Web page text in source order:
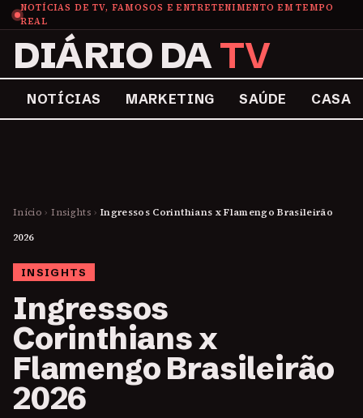
NOTÍCIAS DE TV, FAMOSOS E ENTRETENIMENTO EM TEMPO
REAL
DIÁRIO DATV
NOTÍCIAS MARKETING SAÚDE CASA
Início › Insights › Ingressos Corinthians x Flamengo Brasileirão
2026
INSIGHTS
Ingressos
Corinthians x
Flamengo Brasileirão
2026